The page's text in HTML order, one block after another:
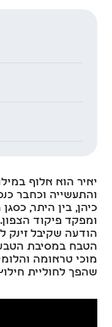
יאיר הוא אלוף
והתעשייה וכחבר
כיהן, בין היתר,
ומפקד פיקוד
הודעה שקיבל זינק
הטבח במסיבת
מוכי טראומה
שהפך לחוליית